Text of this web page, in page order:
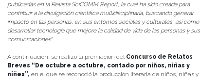
publicadas en la Revista SciCOMM Report, la cual ha sido creada para
contribuir a la divulgación científica multidisciplinaria, buscando generar
impacto en las personas, en sus entornos sociales y culturales, así como
desarrollar tecnología que mejore la calidad de vida de las personas y sus
comunicaciones”.
A continuación, se realizó la premiación del Concurso de Relatos
Breves “De octubre a octubre, contado por niños, niñas y
niñes”, en el que se reconoció la producción literaria de niños, niñas y